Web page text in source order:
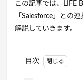
この記事では、LIFE
「Salesforce」との
解説していきます。
目次